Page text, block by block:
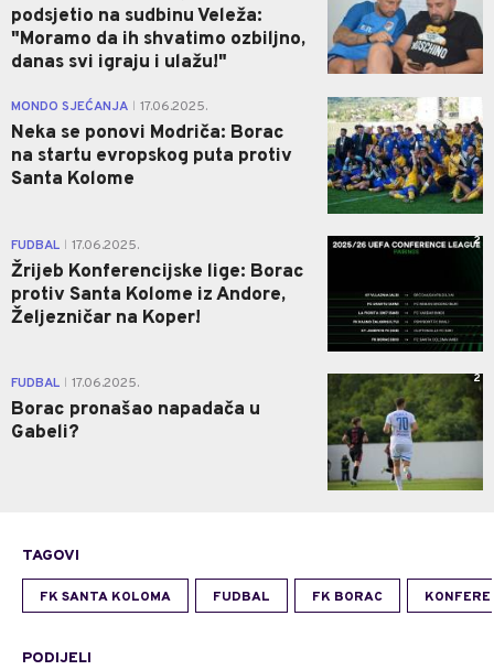
podsjetio na sudbinu Veleža:
"Moramo da ih shvatimo ozbiljno,
danas svi igraju i ulažu!"
MONDO SJEĆANJA 17.06.2025.
Neka se ponovi Modriča: Borac
na startu evropskog puta protiv
Santa Kolome
FUDBAL 17.06.2025.
Žrijeb Konferencijske lige: Borac
protiv Santa Kolome iz Andore,
Željezničar na Koper!
2
FUDBAL 17.06.2025.
Borac pronašao napadača u
Gabeli?
2
TAGOVI
FK SANTA KOLOMA FUDBAL FK BORAC
PODIJELI